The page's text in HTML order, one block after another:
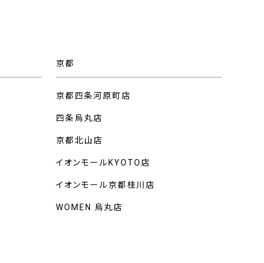
京都
京都四条河原町店
四条烏丸店
京都北山店
イオンモールKYOTO店
イオンモール京都桂川店
WOMEN 烏丸店